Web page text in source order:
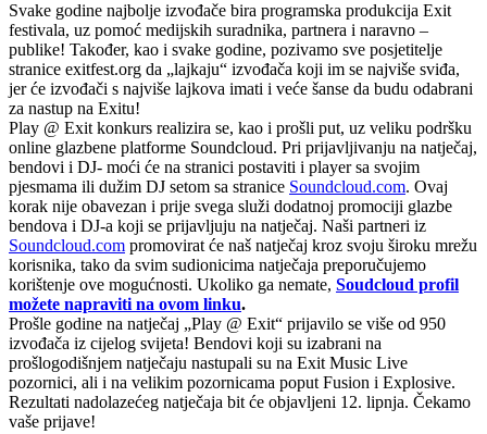
Svake godine najbolje izvođače bira programska produkcija Exit
festivala, uz pomoć medijskih suradnika, partnera i naravno –
publike! Također, kao i svake godine, pozivamo sve posjetitelje
stranice exitfest.org da „lajkaju“ izvođača koji im se najviše sviđa,
jer će izvođači s najviše lajkova imati i veće šanse da budu odabrani
za nastup na Exitu!
Play @ Exit konkurs realizira se, kao i prošli put, uz veliku podršku
online glazbene platforme Soundcloud. Pri prijavljivanju na natječaj,
bendovi i DJ- moći će na stranici postaviti i player sa svojim
pjesmama ili dužim DJ setom sa stranice Soundcloud.com. Ovaj
korak nije obavezan i prije svega služi dodatnoj promociji glazbe
bendova i DJ-a koji se prijavljuju na natječaj. Naši partneri iz
Soundcloud.com promovirat će naš natječaj kroz svoju široku mrežu
korisnika, tako da svim sudionicima natječaja preporučujemo
korištenje ove mogućnosti. Ukoliko ga nemate, Soudcloud profil
možete napraviti na ovom linku.
Prošle godine na natječaj „Play @ Exit“ prijavilo se više od 950
izvođača iz cijelog svijeta! Bendovi koji su izabrani na
prošlogodišnjem natječaju nastupali su na Exit Music Live
pozornici, ali i na velikim pozornicama poput Fusion i Explosive.
Rezultati nadolazećeg natječaja bit će objavljeni 12. lipnja. Čekamo
vaše prijave!